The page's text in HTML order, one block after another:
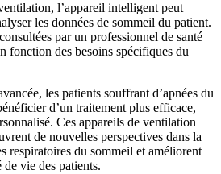
l’appareil intelligent peut
les données de sommeil du patient.
par un professionnel de santé
fonction des besoins spécifiques du
les patients souffrant d’apnées du
d’un traitement plus efficace,
Ces appareils de ventilation
de nouvelles perspectives dans la
respiratoires du sommeil et améliorent
vie des patients.